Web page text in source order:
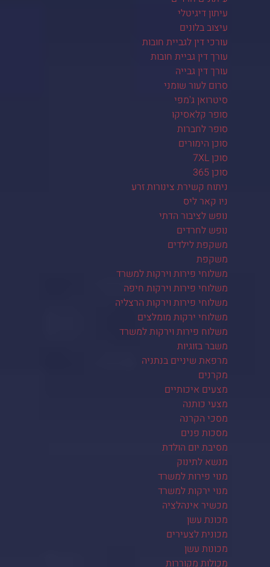
עיתון דיגיטלי
עיצוב בלונים
עורכי דין לגביית חובות
עורך דין גביית חובות
עורך דין גבייה
סרום לעור שומני
סיטרואן ג'מפי
סופר קלאסיקו
סופר לחברות
סוכן הימורים
סוכן 7XL
סוכן 365
ניתוח קשירת צינורות זרע
ניו קאר ליס
נופש לציבור הדתי
נופש לחרדים
משקפת לילדים
משקפת
משלוחי פירות וירקות למשרד
משלוחי פירות וירקות חיפה
משלוחי פירות וירקות הרצליה
משלוחי ירקות מומלצים
משלוח פירות וירקות למשרד
משבר בזוגיות
מרפאת שיניים בנתניה
מקרנים
מצעים איכותיים
מצעי כותנה
מסכי הקרנה
מסכות פנים
מסיבת יום הולדת
מנשא לתינוק
מנוי פירות למשרד
מנוי ירקות למשרד
מכשיר אינהלציה
מכונת עשן
מכונית לצעירים
מכונות עשן
מכולות מקוררות